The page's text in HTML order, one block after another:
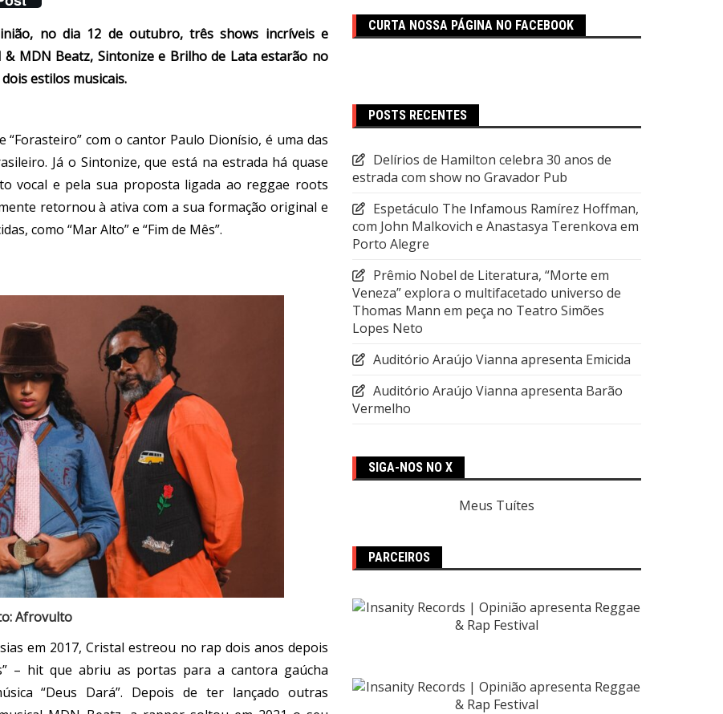
no dia 12 de outubro, três shows incríveis e
MDN Beatz, Sintonize e Brilho de Lata estarão no
estilos musicais.
com o cantor Paulo Dionísio, é uma das
Já o Sintonize, que está na estrada há quase
vocal e pela sua proposta ligada ao reggae roots
retornou à ativa com a sua formação original e
como “Mar Alto” e “Fim de Mês”.
Afrovulto
em 2017, Cristal estreou no rap dois anos depois
– hit que abriu as portas para a cantora gaúcha
“Deus Dará”. Depois de ter lançado outras
CURTA NOSSA PÁGINA NO FACEBOOK
POSTS RECENTES
Delírios de Hamilton celebra 30 anos de
estrada com show no Gravador Pub
Espetáculo The Infamous Ramírez Hoffman,
com John Malkovich e Anastasya Terenkova em
Porto Alegre
Prêmio Nobel de Literatura, “Morte em
Veneza” explora o multifacetado universo de
Thomas Mann em peça no Teatro Simões
Lopes Neto
Auditório Araújo Vianna apresenta Emicida
Auditório Araújo Vianna apresenta Barão
Vermelho
SIGA-NOS NO X
Meus Tuítes
PARCEIROS